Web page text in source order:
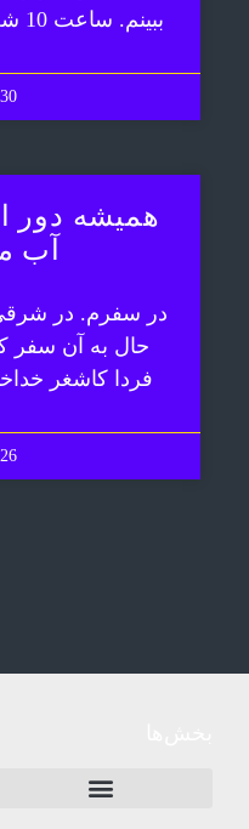
ببینم. ساعت 10 شب غروب می شود. پس
همیشه دور
آب
در سفرم. در
حال به آن سفر
فردا کاشغر